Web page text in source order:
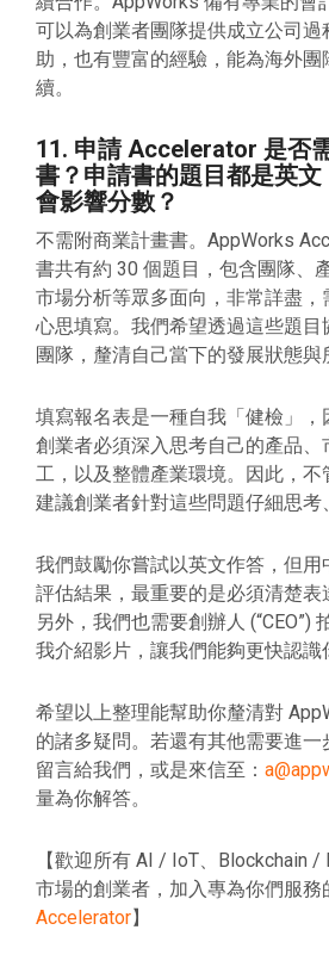
可以為創業者團隊提供成立公司過
助，也有豐富的經驗，能為海外
續。
11. 申請 Accelerator 是否
書？申請書的題目都是英
會影響分數？
不需附商業計畫書。AppWorks
書共有約 30 個題目，包含團隊、
市場分析等眾多面向，非常詳盡
心思填寫。我們希望透過這些題目
團隊，釐清自己當下的發展狀態與
填寫報名表是一種自我「健檢」，
創業者必須深入思考自己的產品、
工，以及整體產業環境。因此，
建議創業者針對這些問題仔細思考
我們鼓勵你嘗試以英文作答，但
評估結果，最重要的是必須清楚表
另外，我們也需要創辦人 (“CEO”)
我介紹影片，讓我們能夠更快認識
希望以上整理能幫助你釐清對
的諸多疑問。若還有其他需要進一
留言給我們，或是來信至：
量為你解答。
【歡迎所有 AI / IoT、Blockchain
市場的創業者，加入專為你們服務
Accelerator】